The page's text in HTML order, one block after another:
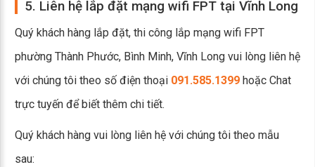
5. Liên hệ lắp đặt mạng wifi FPT tại Vĩnh Long
Quý khách hàng lắp đặt, thi công lắp mạng wifi FPT
phường Thành Phước, Bình Minh, Vĩnh Long vui lòng liên hệ
với chúng tôi theo số điện thoại 091.585.1399 hoặc Chat
trực tuyến để biết thêm chi tiết.
Quý khách hàng vui lòng liên hệ với chúng tôi theo mẫu
sau: